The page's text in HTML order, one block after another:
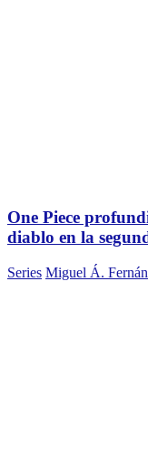
One Piece
diablo en la
Series Miguel Á.